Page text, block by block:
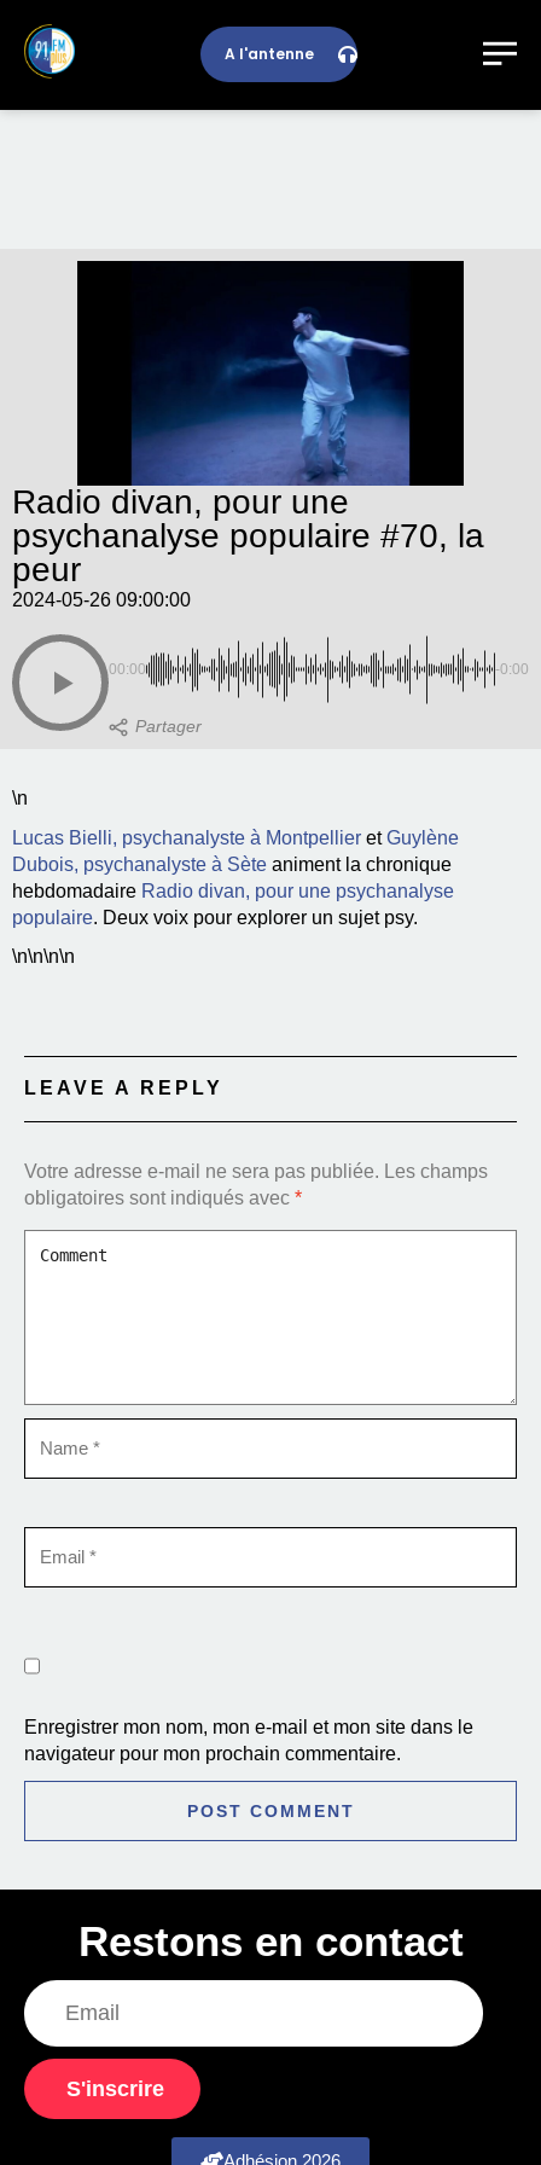
A l'antenne
Radio divan, pour une
psychanalyse populaire #70, la
peur
2024-05-26 09:00:00
00:00 -0:00
\n
Lucas Bielli, psychanalyste à Montpellier etGuylène
Dubois, psychanalyste à Sète animent la chronique
hebdomadaire Radio divan, pour une psychanalyse
populaire. Deux voix pour explorer un sujet psy.
\n\n\n\n
LEAVE A REPLY
Votre adresse e-mail ne sera pas publiée. Les champs
obligatoires sont indiqués avec *
Enregistrer mon nom, mon e-mail et mon site dans le
navigateur pour mon prochain commentaire.
Restons en contact
S'inscrire